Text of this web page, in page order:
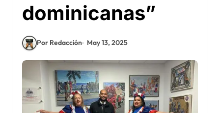
dominicanas”
Por Redacción May 13, 2025